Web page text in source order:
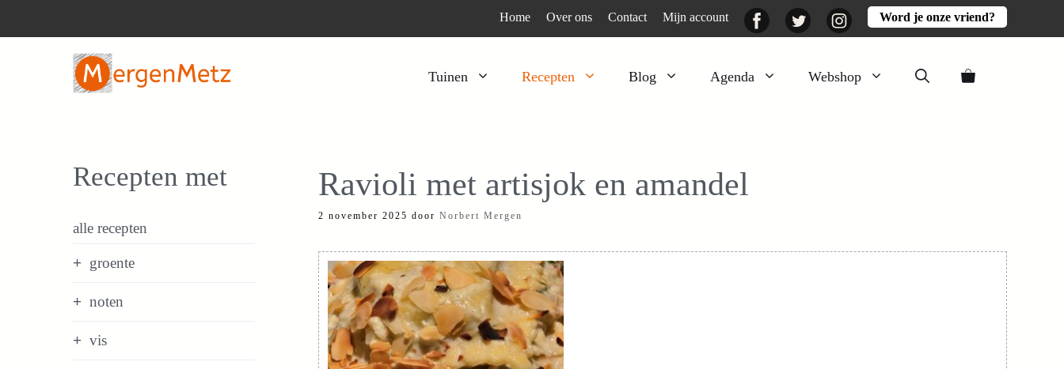
Home Over ons Contact Mijn account FacebookTwitter InstagramWord je onze vriend?
Tuinen Recepten Blog Agenda Webshop
Kruiden
Moestuin
Verfplanten
Voedselbos
Peulgroenten
Vruchtgewassen Mooi
Ravioli met artisjok en amandel
2 november 2025 door Norbert Mergen
Recepten met
alle recepten
groente
noten
vis